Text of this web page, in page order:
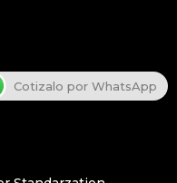
Cotizalo por WhatsApp